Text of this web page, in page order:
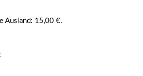
Ausland: 15,00 €.